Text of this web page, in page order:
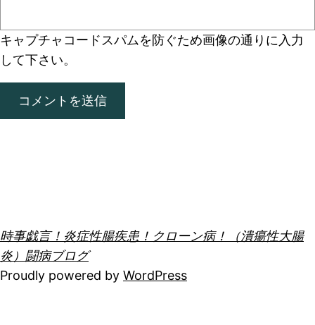
キャプチャコード スパムを防ぐため画像の通りに入力
して下さい。
時事戯言！炎症性腸疾患！クローン病！（潰瘍性大腸
炎）闘病ブログ
Proudly powered by WordPress